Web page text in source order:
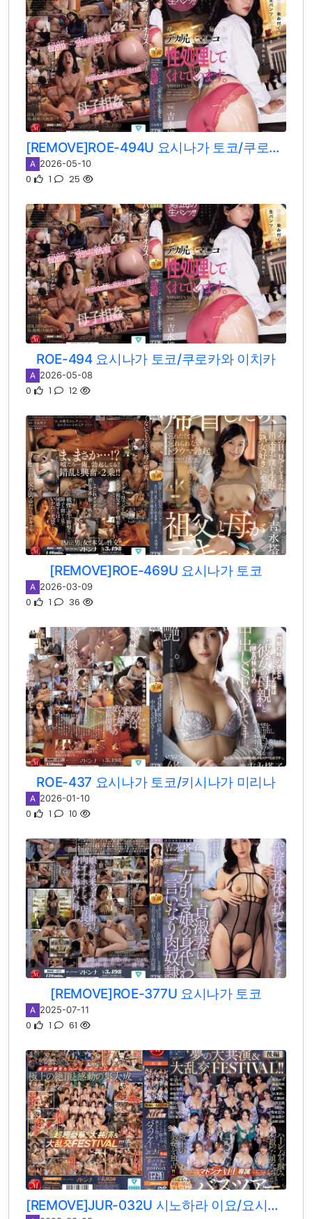
[REMOVE]ROE-494U 요시나가 토코/쿠로카와 이치카
A 2026-05-10
0 1 25
ROE-494 요시나가 토코/쿠로카와 이치카
A 2026-05-08
0 1 12
[REMOVE]ROE-469U 요시나가 토코
A 2026-03-09
0 1 36
ROE-437 요시나가 토코/키시나가 미리나
A 2026-01-10
0 1 10
[REMOVE]ROE-377U 요시나가 토코
A 2025-07-11
0 1 61
[REMOVE]JUR-032U 시노하라 이요/요시나가 토코/요시자와 유키/코토 마리코/타치바나 메아리/아사히 리오/이치키 마히로/시이나 유나/진구우지 나오/시라이시 마리나/후지모리 리호/미토 카나/아유미 료/쿠리야마 리오/오키노미야 나미/히로세 유리/오시카와 유리/쿠치카베 카나/토오노 미호